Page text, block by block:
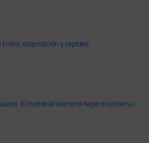
trato, disposición y rapidez
El material siempre llega muy bien¡¡¡